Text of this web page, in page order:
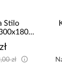
Baltic
3
zł